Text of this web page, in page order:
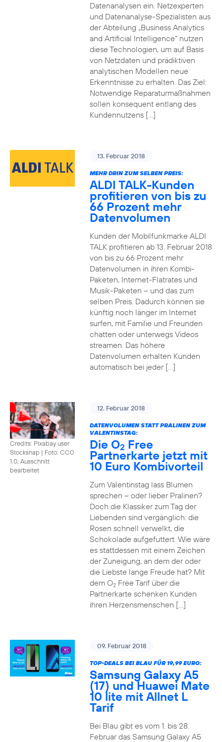
Datenanalysen ein. Netzexperten
und Datenanalyse-Spezialisten aus
der Abteilung „Business Analytics
and Artificial Intelligence“ nutzen
diese Technologien, um auf Basis
von Netzdaten und prädiktiven
analytischen Modellen neue
Erkenntnisse zu erhalten. Das Ziel:
Notwendige Reparaturmaßnahmen
sollen konsequent entlang des
Kundennutzens […]
13. Februar 2018
MEHR DRIN ZUM SELBEN PREIS:
ALDI TALK-Kunden
profitieren von bis zu
66 Prozent mehr
Datenvolumen
Kunden der Mobilfunkmarke ALDI
TALK profitieren ab 13. Februar 2018
von bis zu 66 Prozent mehr
Datenvolumen in ihren Kombi-
Paketen, Internet-Flatrates und
Musik-Paketen – und das zum
selben Preis. Dadurch können sie
künftig noch länger im Internet
surfen, mit Familie und Freunden
chatten oder unterwegs Videos
streamen. Das höhere
Datenvolumen erhalten Kunden
automatisch bei jeder […]
Credits: Pixabay user
Stocksnap | Foto: CC0
1.0, Ausschnitt
bearbeitet
12. Februar 2018
DATENVOLUMEN STATT PRALINEN ZUM
VALENTINSTAG:
Die O2 Free
Partnerkarte jetzt mit
10 Euro Kombivorteil
Zum Valentinstag lass Blumen
sprechen – oder lieber Pralinen?
Doch die Klassiker zum Tag der
Liebenden sind vergänglich: die
Rosen schnell verwelkt, die
Schokolade aufgefuttert. Wie wäre
es stattdessen mit einem Zeichen
der Zuneigung, an dem der oder
die Liebste lange Freude hat? Mit
dem O2Free Tarif über die
Partnerkarte schenken Kunden
ihren Herzensmenschen […]
09. Februar 2018
TOP-DEALS BEI BLAU FÜR 19,99 EURO:
Samsung Galaxy A5
(17) und Huawei Mate
10 lite mit Allnet L
Tarif
Bei Blau gibt es vom 1. bis 28.
Februar das Samsung Galaxy A5